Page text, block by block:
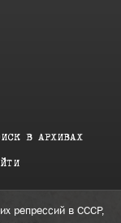
В АРХИВАХ
репрессий в СССР,